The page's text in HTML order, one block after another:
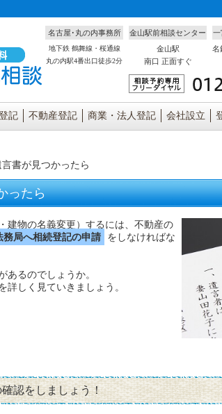
名古屋･丸の内事務所
地下鉄 鶴舞線・桜通線
丸の内駅4番出口徒歩2分
金山駅前相談センター
金山駅
南口 正面すぐ
一
名
記 不動産登記 商業・法人登記 会社設立
言書が見つかったら
ったら
建物の名義変更）するには、不動産の
務局へ相続登記の申請
をしなければな
あるのでしょうか。
詳しく見ていきましょう。
認をしましょう！